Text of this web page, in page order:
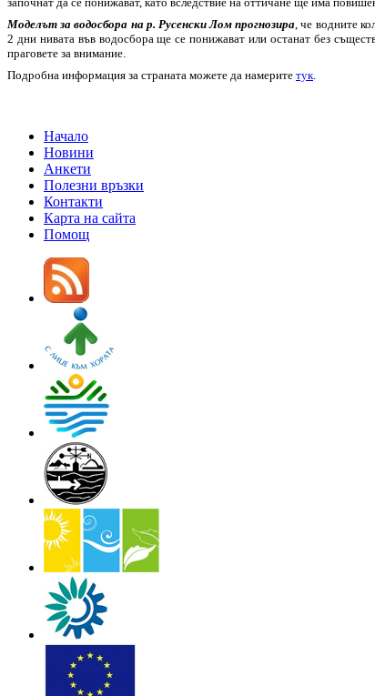
Моделът за водосбора на р. Русенски Лом прогнозира , че водните
2 дни нивата във водосбора ще се понижават или останат без
праговете за внимание.
Подробна информация за страната можете да намерите тук
Начало
Новини
Анкети
Полезни връзки
Контакти
Карта на сайта
Помощ